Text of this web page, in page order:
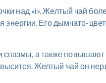
над «і». Желтый чай
энергии. Его дымчато-
спазмы, а также повышают
Желтый чай он